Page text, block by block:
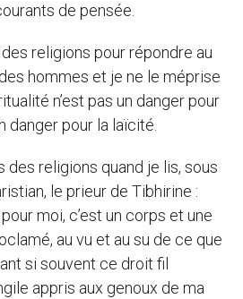
de pensée.
religions pour répondre au
hommes et je ne le méprise
n’est pas un danger pour
danger pour la laïcité.
des religions quand je lis, sous
le prieur de Tibhirine :
pour moi, c’est un corps et une
au vu et au su de ce que
si souvent ce droit fil
appris aux genoux de ma